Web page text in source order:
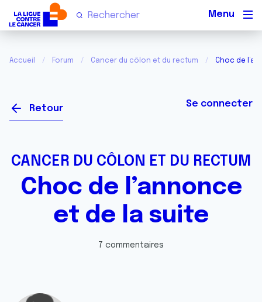
Accueil Forum Cancer du côlon et du rectum Choc de
Retour Se connecter
CANCER DU CÔLON ET DU RECTUM
Choc de l’annonce
et de la suite
7 commentaires